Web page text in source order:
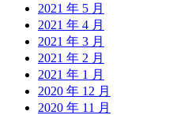
2021 年 5 月
2021 年 4 月
2021 年 3 月
2021 年 2 月
2021 年 1 月
2020 年 12 月
2020 年 11 月